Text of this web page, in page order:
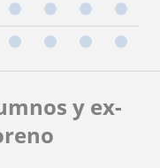
y ex-